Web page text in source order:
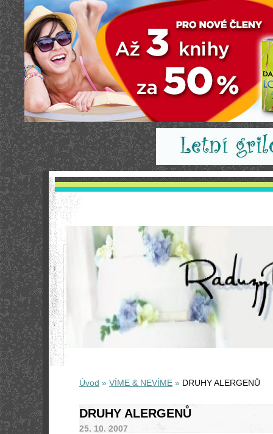
Úvod » VÍME & NEVÍME » DRUHY ALERGENŮ
DRUHY ALERGENŮ
25. 10. 2007